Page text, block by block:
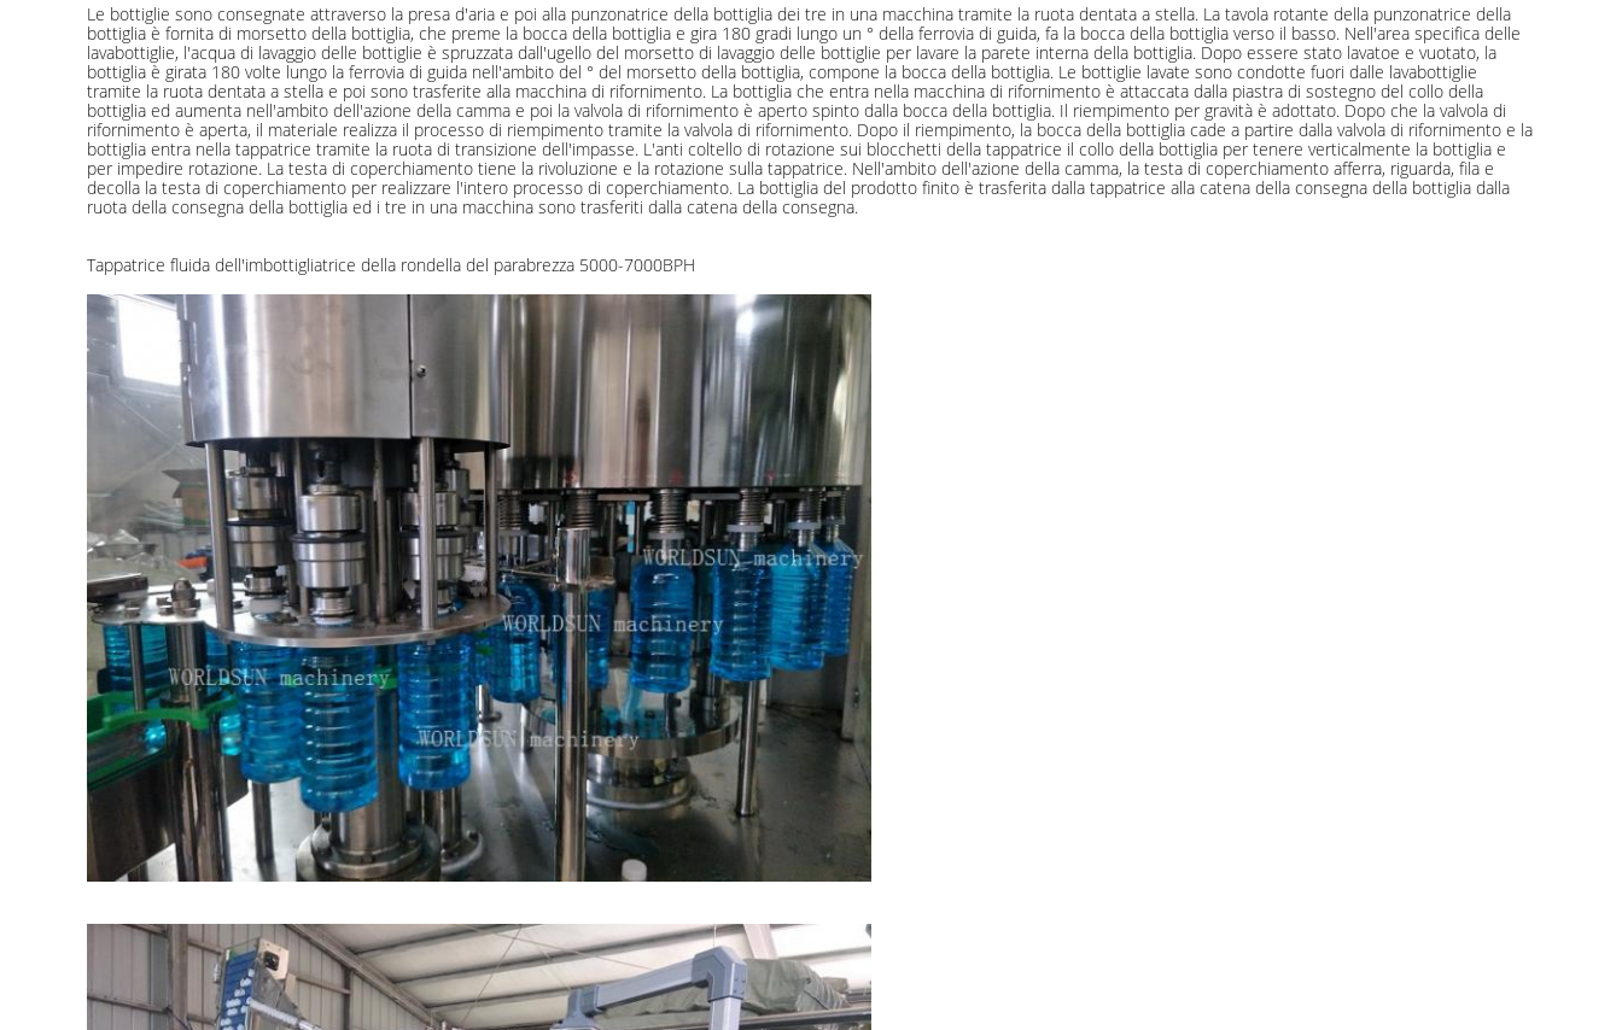
Le bottiglie sono consegnate attraverso la presa d'aria e poi alla punzonatrice della bottiglia dei tre in una macchina tramite la ruota dentata a stella. La tavola rotante della punzonatrice della
bottiglia è fornita di morsetto della bottiglia, che preme la bocca della bottiglia e gira 180 gradi lungo un ° della ferrovia di guida, fa la bocca della bottiglia verso il basso. Nell'area specifica delle
lavabottiglie, l'acqua di lavaggio delle bottiglie è spruzzata dall'ugello del morsetto di lavaggio delle bottiglie per lavare la parete interna della bottiglia. Dopo essere stato lavatoe e vuotato, la
bottiglia è girata 180 volte lungo la ferrovia di guida nell'ambito del ° del morsetto della bottiglia, compone la bocca della bottiglia. Le bottiglie lavate sono condotte fuori dalle lavabottiglie
tramite la ruota dentata a stella e poi sono trasferite alla macchina di rifornimento. La bottiglia che entra nella macchina di rifornimento è attaccata dalla piastra di sostegno del collo della
bottiglia ed aumenta nell'ambito dell'azione della camma e poi la valvola di rifornimento è aperto spinto dalla bocca della bottiglia. Il riempimento per gravità è adottato. Dopo che la valvola di
rifornimento è aperta, il materiale realizza il processo di riempimento tramite la valvola di rifornimento. Dopo il riempimento, la bocca della bottiglia cade a partire dalla valvola di rifornimento e la
bottiglia entra nella tappatrice tramite la ruota di transizione dell'impasse. L'anti coltello di rotazione sui blocchetti della tappatrice il collo della bottiglia per tenere verticalmente la bottiglia e
per impedire rotazione. La testa di coperchiamento tiene la rivoluzione e la rotazione sulla tappatrice. Nell'ambito dell'azione della camma, la testa di coperchiamento afferra, riguarda, fila e
decolla la testa di coperchiamento per realizzare l'intero processo di coperchiamento. La bottiglia del prodotto finito è trasferita dalla tappatrice alla catena della consegna della bottiglia dalla
ruota della consegna della bottiglia ed i tre in una macchina sono trasferiti dalla catena della consegna.
Tappatrice fluida dell'imbottigliatrice della rondella del parabrezza 5000-7000BPH